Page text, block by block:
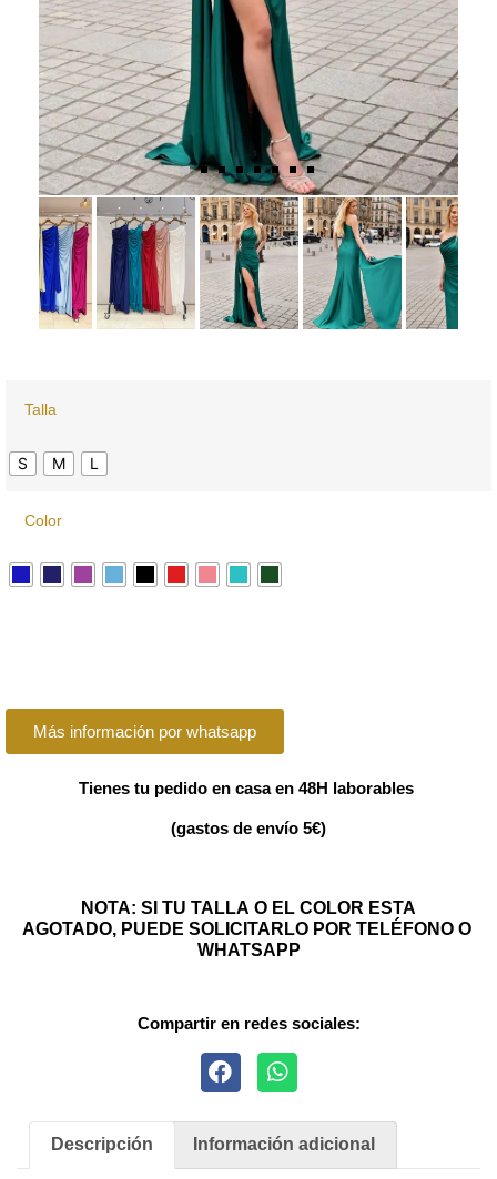
Talla
S M L
Color
Más información por whatsapp
Tienes tu pedido en casa en 48H laborables
(gastos de envío 5€)
NOTA: SI TU TALLA O EL COLOR ESTA
AGOTADO, PUEDE SOLICITARLO POR TELÉFONO O
WHATSAPP
Compartir en redes sociales:
Descripción Información adicional